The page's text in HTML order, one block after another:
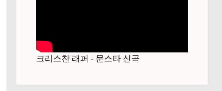
크리스찬 래퍼 - 문스타 신곡